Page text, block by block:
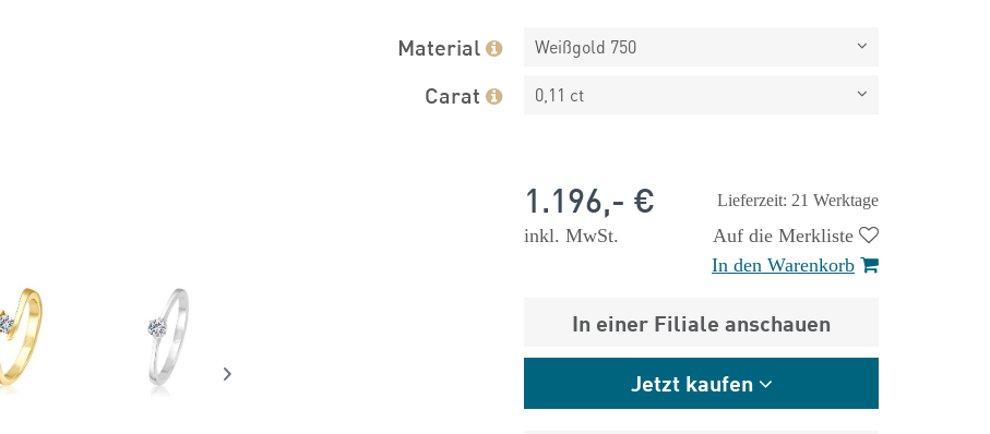
Material Weißgold 750
Carat 0,11 ct
Lieferzeit: 21 Werktage
1.196,- €
inkl. MwSt.
Auf die Merkliste
In den Warenkorb
In einer Filiale anschauen
Jetzt kaufen